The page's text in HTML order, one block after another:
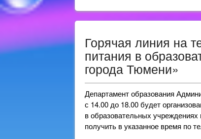
Горячая линия на
питания в
города Тюмени»
Департамент образования
с 14.00 до 18.00 будет
в образовательных
получить в указанное время по